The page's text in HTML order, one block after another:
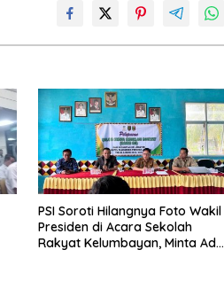
PSI Soroti Hilangnya Foto Wakil
Presiden di Acara Sekolah
Rakyat Kelumbayan, Minta Ada